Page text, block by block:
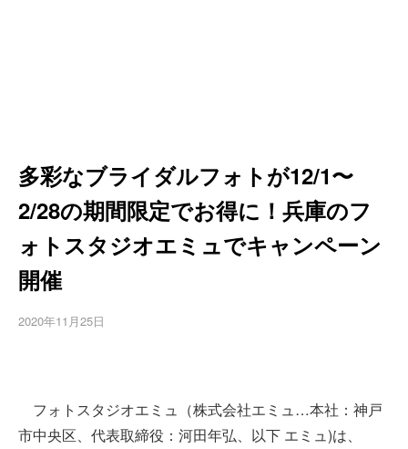
多彩なブライダルフォトが12/1〜
2/28の期間限定でお得に！兵庫のフ
ォトスタジオエミュでキャンペーン
開催
2020年11月25日
フォトスタジオエミュ（株式会社エミュ…本社：神戸
市中央区、代表取締役：河田年弘、以下 エミュ)は、